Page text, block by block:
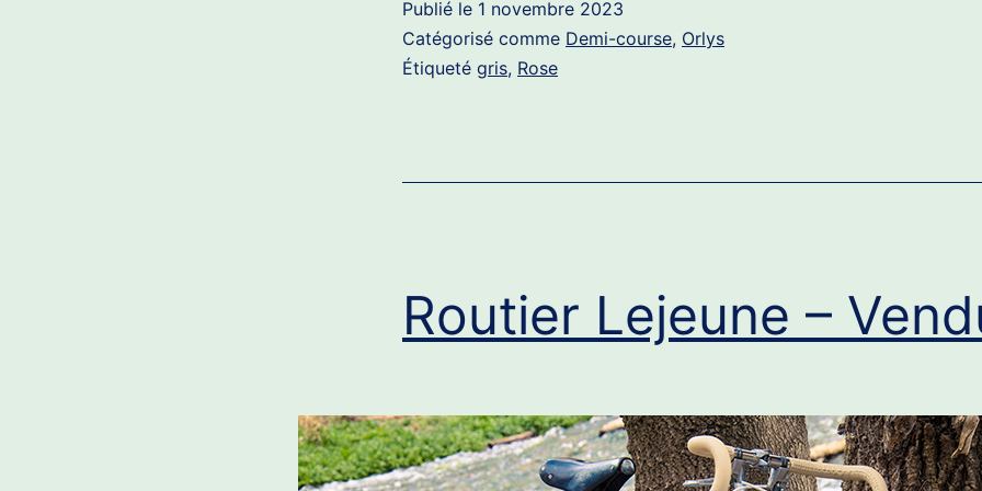
sakura
Publié le 1 novembre 2023
Catégorisé comme Demi-course, Orlys
Étiqueté gris, Rose
Routier Lejeune –